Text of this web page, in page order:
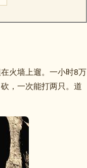
火墙上遛。一小时8万
，一次能打两只。道